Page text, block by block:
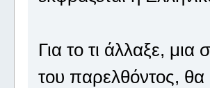
Για το τι άλλαξε,
του παρελθόντος,